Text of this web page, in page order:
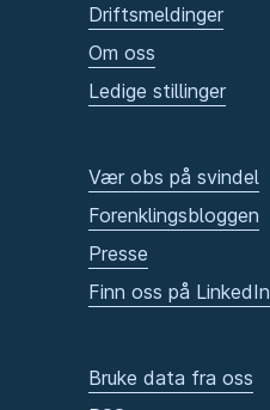
Driftsmeldinger
Om oss
Ledige stillinger
Vær obs på svindel
Forenklingsbloggen
Presse
Finn oss på LinkedIn
Bruke data fra oss